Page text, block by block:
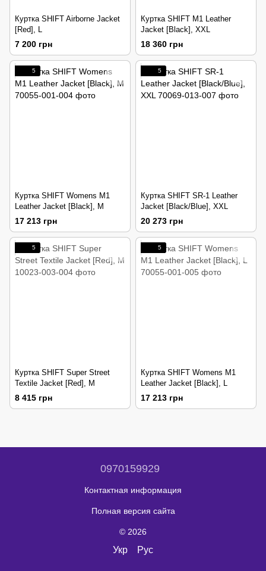
Куртка SHIFT Airborne Jacket
[Red], L
7 200 грн
Куртка SHIFT M1 Leather
Jacket [Black], XXL
18 360 грн
5
Куртка SHIFT Womens M1
Leather Jacket [Black], M
17 213 грн
5
Куртка SHIFT SR-1 Leather
Jacket [Black/Blue], XXL
20 273 грн
5
Куртка SHIFT Super Street
Textile Jacket [Red], M
8 415 грн
5
Куртка SHIFT Womens M1
Leather Jacket [Black], L
17 213 грн
0970159929
Контактная информация
Полная версия сайта
© 2026
Укр Рус